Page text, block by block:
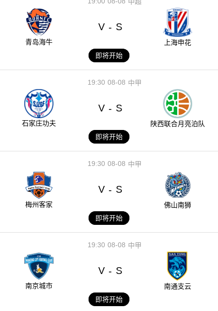
青岛海牛
V - S
上海申花
即将开始
08-08
19:30 中甲
石家庄功夫
V - S
陕西联合月亮泊队
即将开始
08-08
19:30 中甲
梅州客家
V - S
佛山南狮
即将开始
08-08
19:30 中甲
南京城市
V - S
南通支云
即将开始